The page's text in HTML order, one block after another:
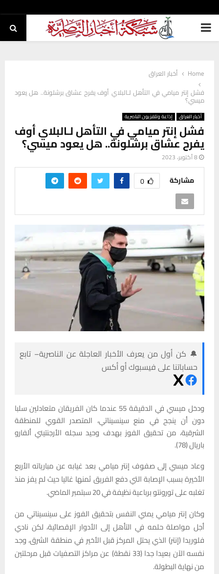
PRIMARY
Home
أخبار العراق
فشل إنتر ميامي في التأهل لـالبلاي أوف يفرح عشاق برشلونة.. هل يعود
ميسي؟
أخبار العراق إذاعة وتلفزيون الناصرية
فشل إنتر ميامي في التأهل لـالبلاي أوف
يفرح عشاق برشلونة.. هل يعود ميسي؟
8 أكتوبر، 2023
مشاركة 0
🔔 كن أول من يعرف الأخبار العاجلة عن الناصرية– تابع
حساباتنا على فيسبوك أو أكس
ودخل ميسي في الدقيقة 55 عندما كان الفريقان متعادلين سلبا
دون أن ينجح في منع سينسيناتي، المتصدر القوي للمنطقة
الشرقية، من تحقيق الفوز بهدف وحيد سجله الأرجنتيني ألفارو
باريال (78).
وعاد ميسي إلى صفوف إنتر ميامي بعد غيابه عن مبارياته الأربع
الأخيرة بسبب الإصابة التي دفع الفريق ثمنها غاليا حيث لم يفز منذ
تغلبه على تورونتو برباعية نظيفة في 20 سبتمبر الماضي.
وكان إنتر ميامي يمني النفس بتحقيق الفوز على سينسيناتي من
أجل مواصلة حلمه في التأهل إلى الأدوار الإقصائية، لكن نادي
فلوريدا (إنتر) الذي يحتل المركز قبل الأخير في منطقة الشرق، وجد
نفسه الآن بعيدا جدا (33 نقطة) عن مراكز التصفيات قبل مرحلتين
من نهاية البطولة.